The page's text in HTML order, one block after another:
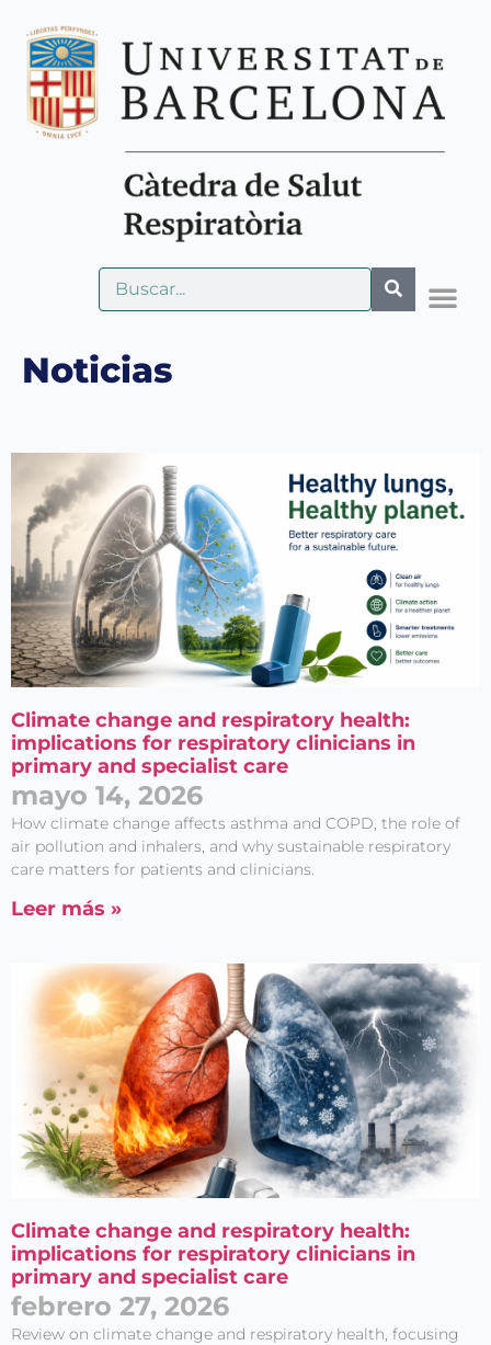
Noticias
Climate change and respiratory health:
implications for respiratory clinicians in
primary and specialist care
mayo 14, 2026
How climate change affects asthma and COPD, the role of
air pollution and inhalers, and why sustainable respiratory
care matters for patients and clinicians.
Leer más »
Climate change and respiratory health:
implications for respiratory clinicians in
primary and specialist care
febrero 27, 2026
Review on climate change and respiratory health, focusing